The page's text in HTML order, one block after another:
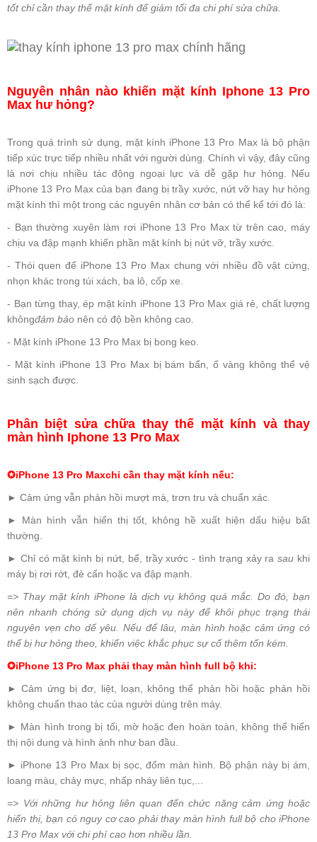
tốt chỉ cần thay thế mặt kính để giảm tối đa chi phí sửa chữa.
Nguyên nhân nào khiến mặt kính Iphone 13 Pro
Max hư hỏng?
Trong quá trình sử dụng, mặt kính iPhone 13 Pro Max là bộ phận
tiếp xúc trực tiếp nhiều nhất với người dùng. Chính vì vậy, đây cũng
là nơi chịu nhiều tác động ngoại lực và dễ gặp hư hỏng. Nếu
iPhone 13 Pro Max của bạn đang bị trầy xước, nứt vỡ hay hư hỏng
mặt kính thì một trong các nguyên nhân cơ bản có thể kể tới đó là:
- Bạn thường xuyên làm rơi iPhone 13 Pro Max từ trên cao, máy
chịu va đập mạnh khiến phần mặt kính bị nứt vỡ, trầy xước.
- Thói quen để iPhone 13 Pro Max chung với nhiều đồ vật cứng,
nhọn khác trong túi xách, ba lô, cốp xe.
- Bạn từng thay, ép mặt kính iPhone 13 Pro Max giá rẻ, chất lượng
khôngđảm bảo nên có độ bền không cao.
- Mặt kính iPhone 13 Pro Max bị bong keo.
- Mặt kính iPhone 13 Pro Max bị bám bẩn, ố vàng không thể vệ
sinh sạch được.
Phân biệt sửa chữa thay thế mặt kính và thay
màn hình Iphone 13 Pro Max
✪iPhone 13 Pro Maxchỉ cần thay mặt kính nếu:
► Cảm ứng vẫn phản hồi mượt mà, trơn tru và chuẩn xác.
► Màn hình vẫn hiển thị tốt, không hề xuất hiện dấu hiệu bất
thường.
► Chỉ có mặt kính bị nứt, bể, trầy xước - tình trạng xảy rasau khi
máy bị rơi rớt, đè cấn hoặc va đập mạnh.
=> Thay mặt kính iPhone là dịch vụ không quá mắc. Do đó, bạn
nên nhanh chóng sử dụng dịch vụ này để khôi phục trạng thái
nguyên vẹn cho dế yêu. Nếu để lâu, màn hình hoặc cảm ứng có
thể bị hư hỏng theo, khiến việc khắc phục sự cố thêm tốn kém.
✪iPhone 13 Pro Max phải thay màn hình full bộ khi:
► Cảm ứng bị đơ, liệt, loạn, không thể phản hồi hoặc phản hồi
không chuẩn thao tác của người dùng trên máy.
► Màn hình trong bị tối, mờ hoặc đen hoàn toàn, không thể hiển
thị nội dung và hình ảnh như ban đầu.
► iPhone 13 Pro Max bị sọc, đốm màn hình. Bộ phận này bị ám,
loang màu, chảy mực, nhấp nháy liên tục,...
=> Với những hư hỏng liên quan đến chức năng cảm ứng hoặc
hiển thị, bạn có nguy cơ cao phải thay màn hình full bộ cho iPhone
13 Pro Max với chi phí cao hơn nhiều lần.